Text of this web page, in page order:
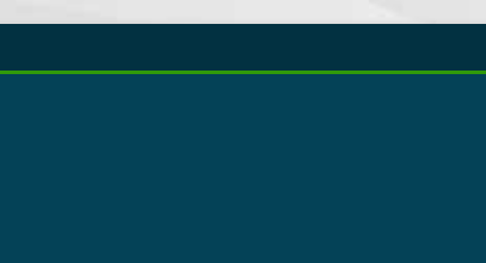
الجمهورية حول اللامركزية الموسعة شرط واجب للخروج من حالة الجمود
نشاطات الإتحاد